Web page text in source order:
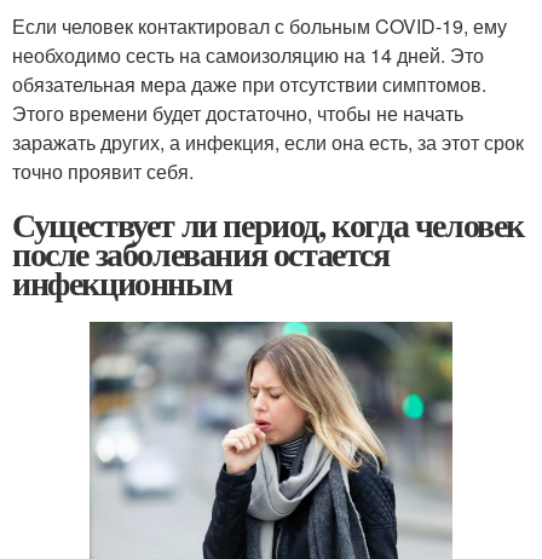
Если человек контактировал с больным COVID-19, ему
необходимо сесть на самоизоляцию на 14 дней. Это
обязательная мера даже при отсутствии симптомов.
Этого времени будет достаточно, чтобы не начать
заражать других, а инфекция, если она есть, за этот срок
точно проявит себя.
Существует ли период, когда человек
после заболевания остается
инфекционным